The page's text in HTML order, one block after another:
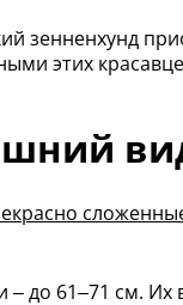
зенненхунд
этих
до 61–71 см. Их